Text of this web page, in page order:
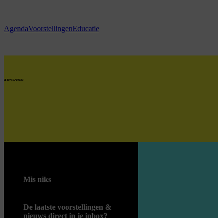
AgendaVoorstellingenEducatie
home
Mis niks
De laatste voorstellingen &
nieuws direct in je inbox?